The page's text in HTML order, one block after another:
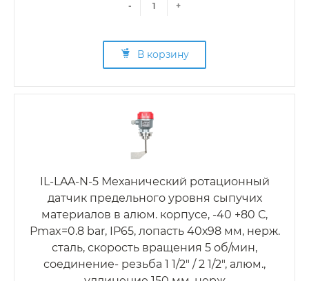
- +
В корзину
IL-LAA-N-5 Механический ротационный
датчик предельного уровня сыпучих
материалов в алюм. корпусе, -40 +80 С,
Рmax=0.8 bar, IP65, лопасть 40х98 мм, нерж.
сталь, скорость вращения 5 об/мин,
соединение- резьба 1 1/2" / 2 1/2", алюм.,